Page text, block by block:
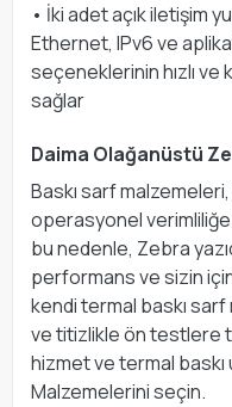
• İki adet açık iletişim
Ethernet, IPv6 ve
seçeneklerinin hızlı
sağlar
Daima Olağanüstü
Baskı sarf
operasyonel
bu nedenle, Zebra
performans ve sizin
kendi termal baskı
ve titizlikle ön testlere
hizmet ve termal baskı
Malzemelerini seçin.